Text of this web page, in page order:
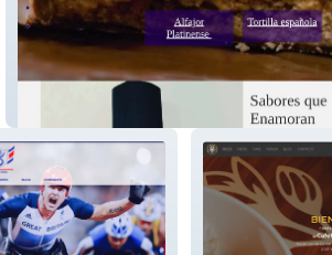
Jimena Cruz Chef